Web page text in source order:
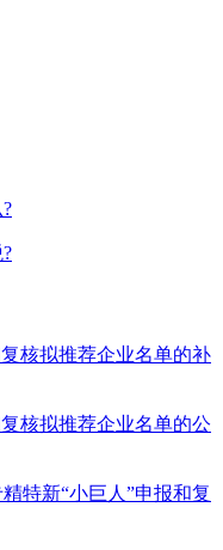
核拟推荐企业名单的补
核拟推荐企业名单的公
特新“小巨人”申报和复